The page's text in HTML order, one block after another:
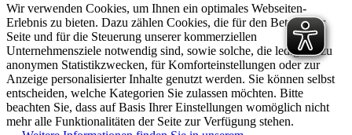
Wir verwenden Cookies, um Ihnen ein optimales Webseiten-
Erlebnis zu bieten. Dazu zählen Cookies, die für den Betrieb der
Seite und für die Steuerung unserer kommerziellen
Unternehmensziele notwendig sind, sowie solche, die lediglich zu
anonymen Statistikzwecken, für Komforteinstellungen oder zur
Anzeige personalisierter Inhalte genutzt werden. Sie können selbst
entscheiden, welche Kategorien Sie zulassen möchten. Bitte
beachten Sie, dass auf Basis Ihrer Einstellungen womöglich nicht
mehr alle Funktionalitäten der Seite zur Verfügung stehen.